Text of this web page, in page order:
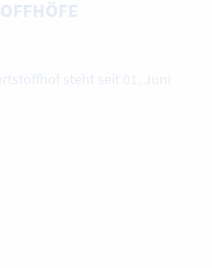
steht seit 01. Juni